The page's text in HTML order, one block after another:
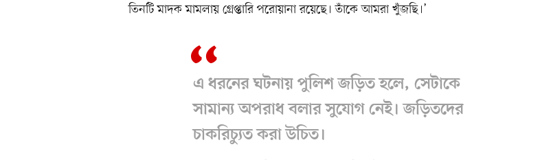
তিনটি মাদক মামলায় গ্রেপ্তারি পরোয়ানা রয়েছে। তাঁকে আমরা খুঁজছি।’
এ ধরনের ঘটনায় পুলিশ জড়িত হলে, সেটাকে
সামান্য অপরাধ বলার সুযোগ নেই। জড়িতদের
চাকরিচ্যুত করা উচিত।